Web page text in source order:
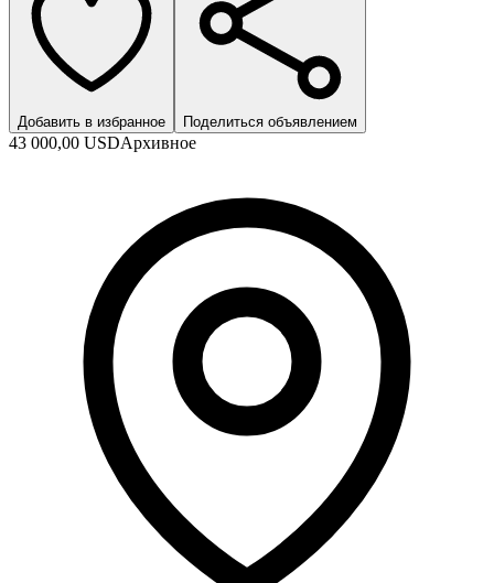
Добавить в избранное Поделиться объявлением
43 000,00 USDАрхивное